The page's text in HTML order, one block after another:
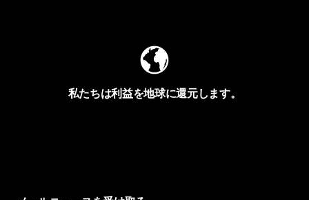
私たちは利益を地球に還元します。